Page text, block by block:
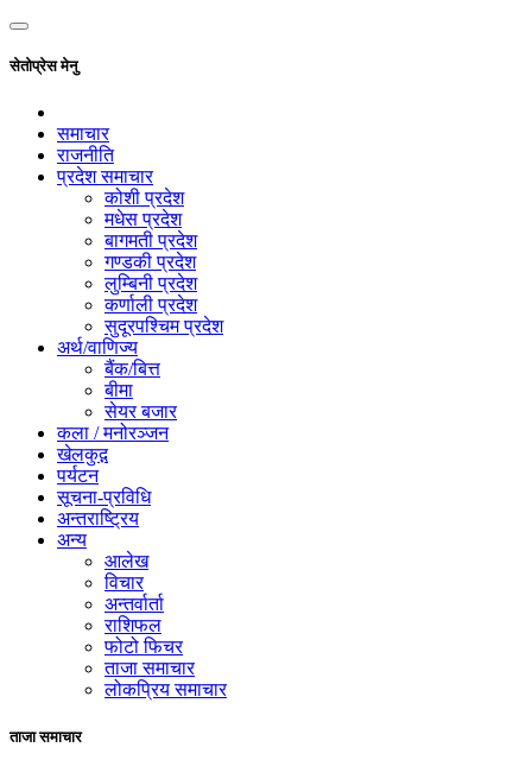
सेतोप्रेस मेनु
समाचार
राजनीति
प्रदेश समाचार
कोशी प्रदेश
मधेस प्रदेश
बागमती प्रदेश
गण्डकी प्रदेश
लुम्बिनी प्रदेश
कर्णाली प्रदेश
सुदूरपश्चिम प्रदेश
अर्थ/वाणिज्य
बैंक/बित्त
बीमा
सेयर बजार
कला / मनोरञ्जन
खेलकुद़़
पर्यटन
सूचना-प्रविधि
अन्तराष्ट्रिय
अन्य
आलेख
विचार
अन्तर्वार्ता
राशिफल
फोटो फिचर
ताजा समाचार
लोकप्रिय समाचार
ताजा समाचार